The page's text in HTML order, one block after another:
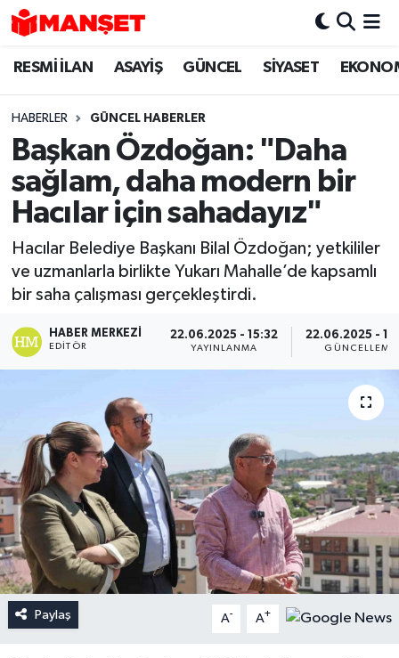
RESMİ İLAN ASAYİŞ GÜNCEL SİYASET
HABERLER GÜNCEL HABERLER
Başkan Özdoğan: "Daha
sağlam, daha modern bir
Hacılar için sahadayız"
Hacılar Belediye Başkanı Bilal Özdoğan; yetkililer
ve uzmanlarla birlikte Yukarı Mahalle’de kapsamlı
bir saha çalışması gerçekleştirdi.
HABER MERKEZI
EDITÖR
22.06.2025 - 15:32
YAYINLANMA
22.06.2025 -
GÜNCELLEME
Paylaş A- A+
Hava Durumu
Trafik Durumu
Süper Lig Puan Durumu ve Fikstür
Tüm Manşetler
Son Dakika Haberleri
Haber Arşivi